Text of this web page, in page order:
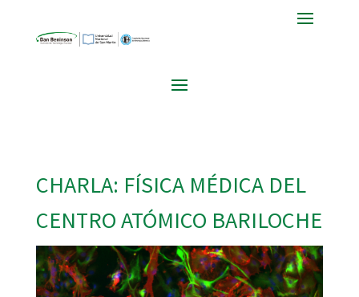
CHARLA: FÍSICA MÉDICA DEL
CENTRO ATÓMICO BARILOCHE